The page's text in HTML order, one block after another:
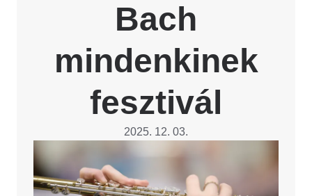
Bach
mindenkinek
fesztivál
2025. 12. 03.
Image